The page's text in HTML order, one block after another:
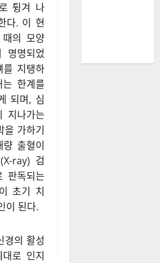
튕겨 나
다. 이 현
의 모양
명명되었
를 지탱하
한계를
되며, 심
지나가는
을 가하기
출혈이
ray) 검
판독되는
초기 치
이 된다.
경의 활성
로 인지